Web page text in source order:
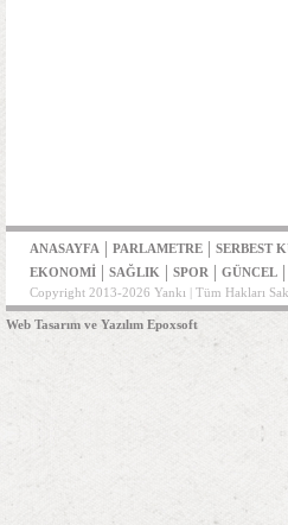
ANASAYFA | PARLAMETRE | SERBEST
EKONOMİ | SAĞLIK | SPOR | GÜNCEL |
Copyright 2013-2026 Yankı | Tüm Hakları
Web Tasarım ve Yazılım Epoxsoft